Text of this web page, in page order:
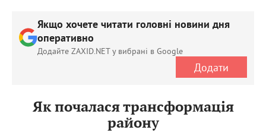
Якщо хочете читати головні новини дня
оперативно
Додайте ZAXID.NET у вибрані в Google
Додати
Як почалася трансформація
району